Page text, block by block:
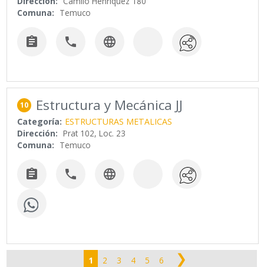
Comuna: Temuco
  
10 Estructura y Mecánica JJ
Categoría: ESTRUCTURAS METALICAS
Dirección: Prat 102, Loc. 23
Comuna: Temuco
  
1 2 3 4 5 6 ❯